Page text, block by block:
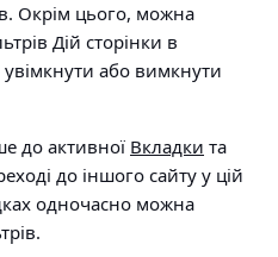
Окрім цього, можна
Дій сторінки в
або вимкнути
до активної Вкладки та
до іншого сайту у цій
одночасно можна